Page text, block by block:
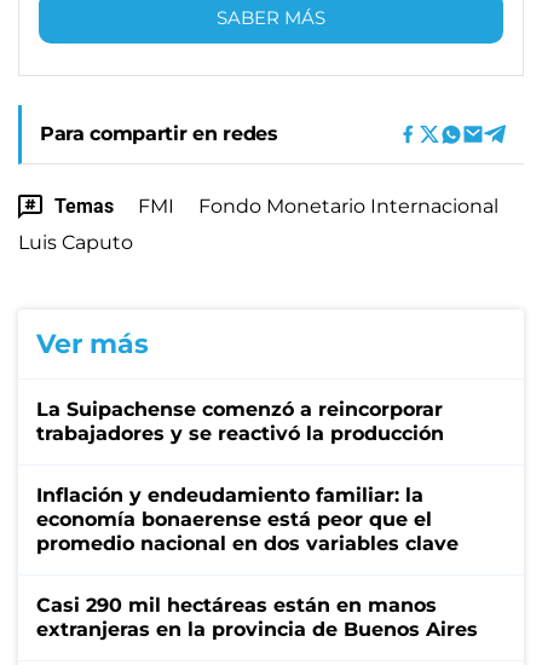
SABER MÁS
Para compartir en redes
Temas FMI
Fondo Monetario Internacional
Luis Caputo
Ver más
La Suipachense comenzó a reincorporar
trabajadores y se reactivó la producción
Inflación y endeudamiento familiar: la
economía bonaerense está peor que el
promedio nacional en dos variables clave
Casi 290 mil hectáreas están en manos
extranjeras en la provincia de Buenos Aires